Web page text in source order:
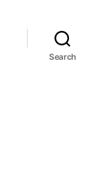
Search